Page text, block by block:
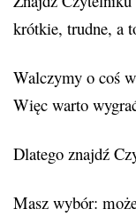
krótkie, trudne, a
Walczymy o coś
Więc warto
Dlatego znajdź
Masz wybór: